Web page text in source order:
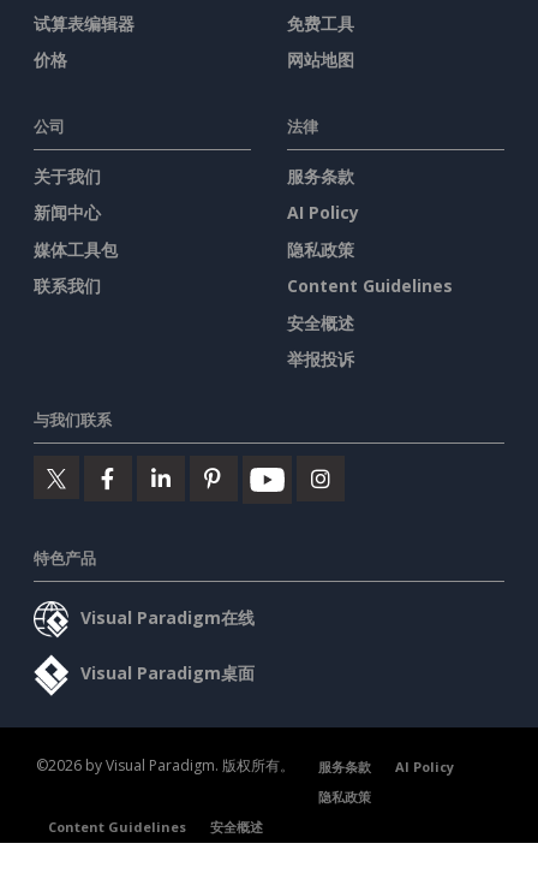
试算表编辑器
价格
免费工具
网站地图
公司
关于我们
新闻中心
媒体工具包
联系我们
法律
服务条款
AI Policy
隐私政策
Content Guidelines
安全概述
举报投诉
与我们联系
特色产品
Visual Paradigm在线
Visual Paradigm桌面
©2026 by Visual Paradigm. 版权所有。 服务条款
AI Policy
隐私政策
Content Guidelines
安全概述